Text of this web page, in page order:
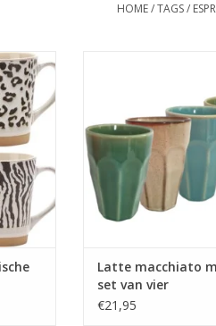
HOME/TAGS/
panter
Latte macchiato
set van vier
€21,95